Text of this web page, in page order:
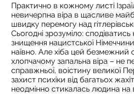
Практично в кожному листі
невичерпна віра в щасливе
швидку перемогу над
Сьогодні зрозуміло:
знищення нацистської
наївно. Але хіба цей безмежний
хлопчачому запальна віра – не
справжньої, воістину великої
захист психіки від багатьох
неодмінно стикалась людина на